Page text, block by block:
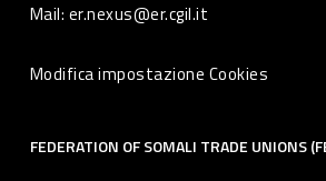
Mail: er.nexus@er.cgil.it
Modifica impostazione Cookies
FEDERATION OF SOMALI TRADE UNIONS